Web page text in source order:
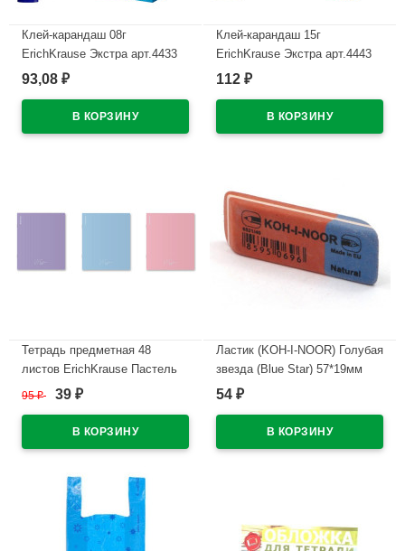
Клей-карандаш 08г
ErichKrause Экстра арт.4433
(Ст.30)
93,08 ₽
Клей-карандаш 15г
ErichKrause Экстра арт.4443
(Ст.20/480)
112 ₽
Тетрадь предметная 48
листов ErichKrause Пастель
ассорти История пластиковая
95₽ 39 ₽
Ластик (KOH-I-NOOR) Голубая
звезда (Blue Star) 57*19мм
арт.6521/40 (Ст.40/320)
54 ₽